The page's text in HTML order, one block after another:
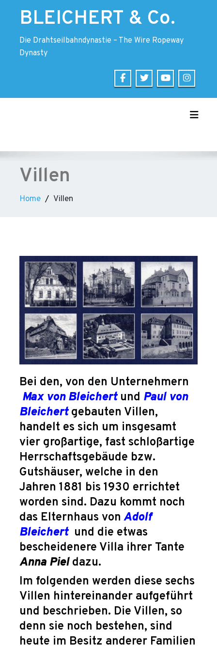
BLEICHERT & Co.
Die Drahtseilbahndynastie – The Wire Ropeway
Dynasty
Villen
Home Villen
Bei den, von den Unternehmern
Max von Bleichert und Paul von
Bleichert gebauten Villen,
handelt es sich um insgesamt
vier großartige, fast schloßartige
Herrschaftsgebäude bzw.
Gutshäuser, welche in den
Jahren 1881 bis 1930 errichtet
worden sind. Dazu kommt noch
das Elternhaus von Adolf
Bleichert und die etwas
bescheidenere Villa ihrer Tante
Anna Pieldazu.
Im folgenden werden diese sechs
Villen hintereinander aufgeführt
und beschrieben. Die Villen, so
denn sie noch bestehen, sind
heute im Besitz anderer Familien